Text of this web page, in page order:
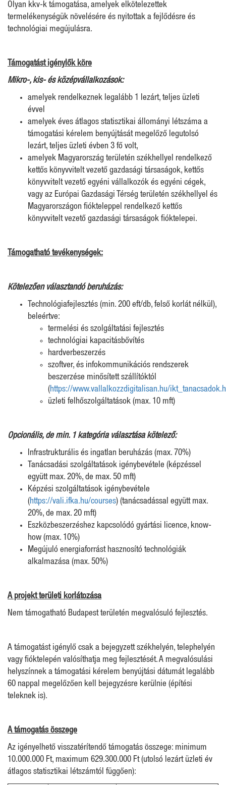
Olyan kkv-k támogatása, amelyek elkötelezettek
termelékenységük növelésére és nyitottak a fejlődésre és
technológiai megújulásra.
Támogatást igénylők köre
Mikro-, kis- és középvállalkozások:
amelyek rendelkeznek legalább 1 lezárt, teljes üzleti
évvel
amelyek éves átlagos statisztikai állományi létszáma a
támogatási kérelem benyújtását megelőző legutolsó
lezárt, teljes üzleti évben 3 fő volt,
amelyek Magyarország területén székhellyel rendelkező
kettős könyvvitelt vezető gazdasági társaságok, kettős
könyvvitelt vezető egyéni vállalkozók és egyéni cégek,
vagy az Európai Gazdasági Térség területén székhellyel és
Magyarországon fiókteleppel rendelkező kettős
könyvvitelt vezető gazdasági társaságok fióktelepei.
Támogatható tevékenységek:
Kötelezően választandó beruházás:
Technológiafejlesztés (min. 200 eft/db, felső korlát nélkül),
beleértve:
termelési és szolgáltatási fejlesztés
technológiai kapacitásbővítés
hardverbeszerzés
szoftver, és infokommunikációs rendszerek
beszerzése minősített szállítóktól
(https://www.vallalkozzdigitalisan.hu/
üzleti felhőszolgáltatások (max. 10 mft)
Opcionális, de min. 1 kategória választása kötelező:
Infrastrukturális és ingatlan beruházás (max. 70%)
Tanácsadási szolgáltatások igénybevétele (képzéssel
együtt max. 20%, de max. 50 mft)
Képzési szolgáltatások igénybevétele
(https://vali.ifka.hu/courses) (tanácsadással együtt max.
20%, de max. 20 mft)
Eszközbeszerzéshez kapcsolódó gyártási licence, know-
how (max. 10%)
Megújuló energiaforrást hasznosító technológiák
alkalmazása (max. 50%)
A projekt területi korlátozása
Nem támogatható Budapest területén megvalósuló fejlesztés.
A támogatást igénylő csak a bejegyzett székhelyén, telephelyén
vagy fióktelepén valósíthatja meg fejlesztését. A megvalósulási
helyszínnek a támogatási kérelem benyújtási dátumát legalább
60 nappal megelőzően kell bejegyzésre kerülnie (építési
teleknek is).
A támogatás összege
Az igényelhető visszatérítendő támogatás összege: minimum
10.000.000 Ft, maximum 629.300.000 Ft (utolsó lezárt üzleti év
átlagos statisztikai létszámtól függően):